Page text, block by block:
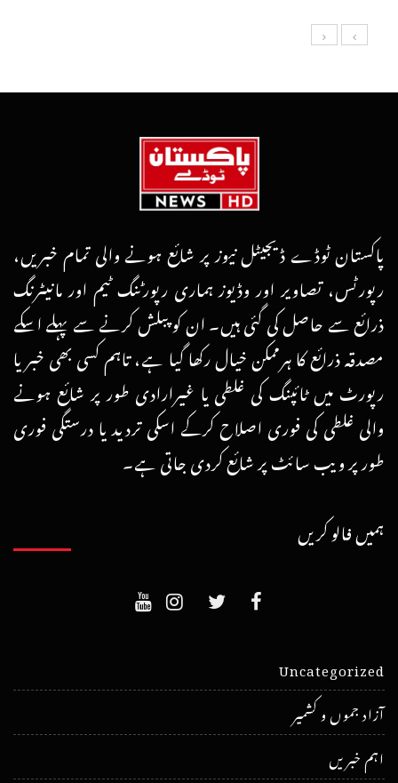
پاکستان ٹوڈے ڈیجیٹل نیوز پر شائع ہونے والی تمام خبریں،
رپورٹس، تصاویر اور وڈیوز ہماری رپورٹنگ ٹیم اور مانیٹرنگ
ذرائع سے حاصل کی گئی ہیں۔ ان کو پبلش کرنے سے پہلے اسکے
مصدقہ ذرائع کا ہرممکن خیال رکھا گیا ہے، تاہم کسی بھی خبر یا
رپورٹ میں ٹائپنگ کی غلطی یا غیرارادی طور پر شائع ہونے
والی غلطی کی فوری اصلاح کرکے اسکی تردید یا درستگی فوری
طور پر ویب سائٹ پر شائع کردی جاتی ہے۔
ہمیں فالو کریں
Uncategorized
آزاد جموں و کشمیر
اہم خبریں